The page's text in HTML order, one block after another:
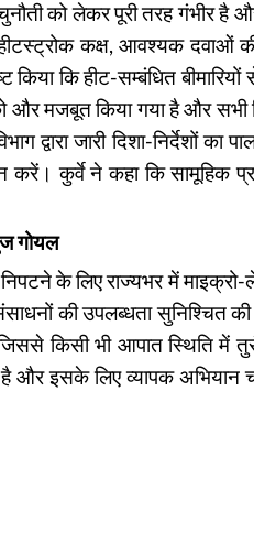
को लेकर पूरी तरह गंभीर है
कक्ष, आवश्यक दवाओं
कि हीट-सम्बंधित बीमारियों
मजबूत किया गया है और सभी
द्वारा जारी दिशा-निर्देशों का
कुर्वे ने कहा कि सामूहिक
गोयल
के लिए राज्यभर में माइक्रो-
की उपलब्धता सुनिश्चित की
किसी भी आपात स्थिति में
और इसके लिए व्यापक अभियान